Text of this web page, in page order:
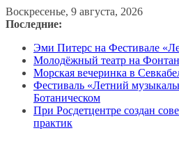
Перейти
к
Воскресенье, 9 августа, 2026
Последние:
Эми Питерс на Фестивале
Молодёжный театр на
Морская вечеринка в
Фестиваль «Летний
Ботаническом
При Росдетцентре создан
практик